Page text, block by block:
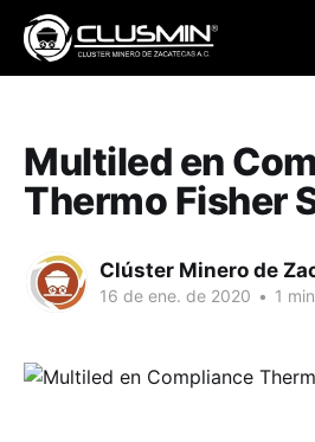
Multiled en
Thermo Fisher
Clúster Minero de
16 de ene. de 2020 • 1